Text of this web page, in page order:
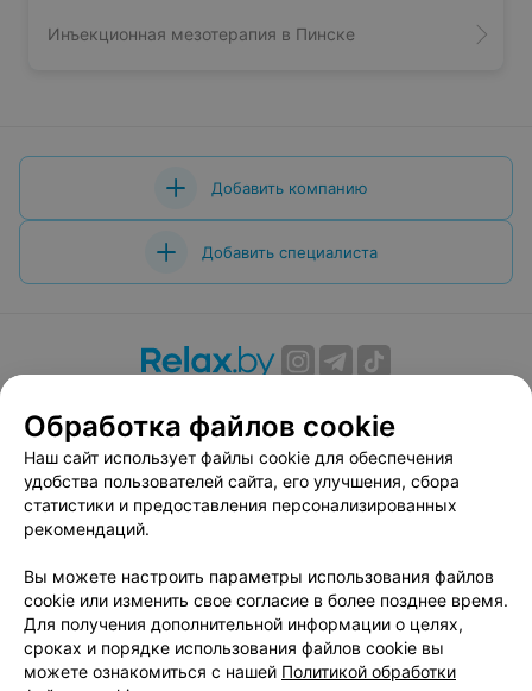
Инъекционная мезотерапия в Пинске
Добавить компанию
Добавить специалиста
Вакансии
Публичный договор
Способы оплаты
Публичный договор по использованию сервиса
«Афиша»
Пользовательское соглашение
Связаться по вопросам сотрудничества
Написать руководителю relax.by
Персональные настройки cookie
Обработка файлов cookie
Наш сайт использует файлы cookie для обеспечения
удобства пользователей сайта, его улучшения, сбора
статистики и предоставления персонализированных
рекомендаций.
Вы можете настроить параметры использования файлов
cookie или изменить свое согласие в более позднее время.
Для получения дополнительной информации о целях,
сроках и порядке использования файлов cookie вы
можете ознакомиться с нашей Политикой обработки